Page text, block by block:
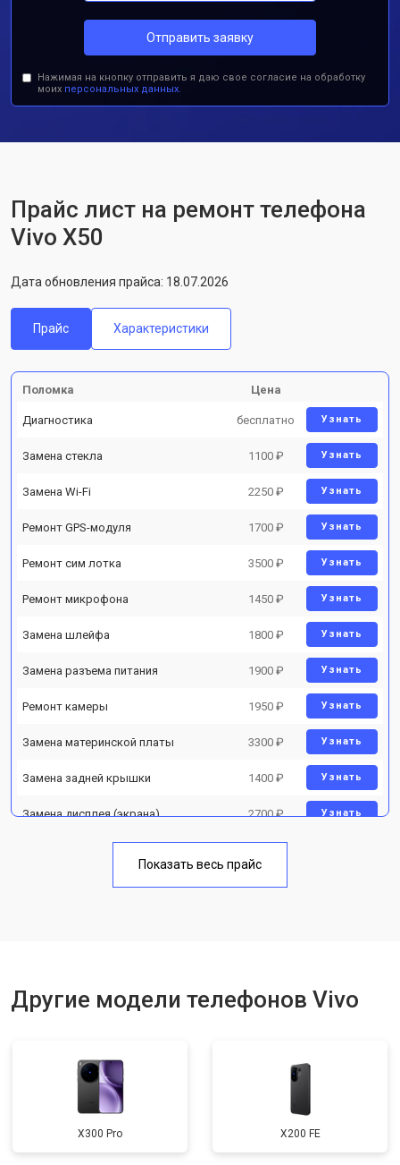
Отправить заявку
Нажимая на кнопку отправить я даю свое согласие на обработку
моих персональных данных.
Прайс лист на ремонт телефона
Vivo X50
Дата обновления прайса: 18.07.2026
Прайс Характеристики
Поломка Цена
Диагностика бесплатно Узнать
Замена стекла 1100 ₽ Узнать
Замена Wi-Fi 2250 ₽ Узнать
Ремонт GPS-модуля 1700 ₽ Узнать
Ремонт сим лотка 3500 ₽ Узнать
Ремонт микрофона 1450 ₽ Узнать
Замена шлейфа 1800 ₽ Узнать
Замена разъема питания 1900 ₽ Узнать
Ремонт камеры 1950 ₽ Узнать
Замена материнской платы 3300 ₽ Узнать
Замена задней крышки 1400 ₽ Узнать
Замена дисплея (экрана) 2700 ₽ Узнать
Замена кнопки включения 1750 ₽
Показать весь прайс
Другие модели телефонов Vivo
X300 Pro X200 FE